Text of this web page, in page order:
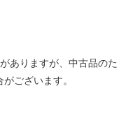
ありますが、中古品のた
ございます。